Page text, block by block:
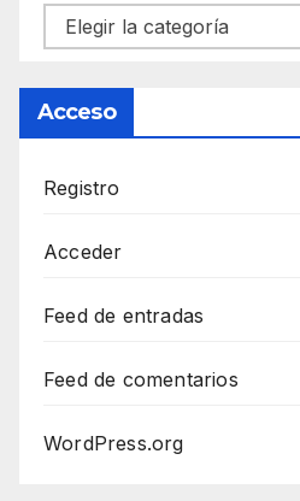
Categorías
Acceso
Registro
Acceder
Feed de entradas
Feed de comentarios
WordPress.org